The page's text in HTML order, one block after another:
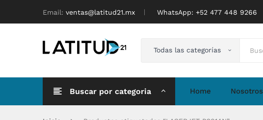
Email: ventas@latitud21.mx WhatsApp: ‪+52 477 448 9266
Todas las categorías
Buscar por categoria Home Nosotros